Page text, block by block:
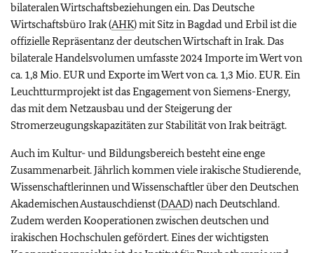
bilateralen Wirtschaftsbeziehungen ein. Das Deutsche
Wirtschaftsbüro Irak (AHK) mit Sitz in Bagdad und Erbil ist die
offizielle Repräsentanz der deutschen Wirtschaft in Irak. Das
bilaterale Handelsvolumen umfasste 2024 Importe im Wert von
ca. 1,8 Mio. EUR und Exporte im Wert von ca. 1,3 Mio. EUR. Ein
Leuchtturmprojekt ist das Engagement von Siemens-Energy,
das mit dem Netzausbau und der Steigerung der
Stromerzeugungskapazitäten zur Stabilität von Irak beiträgt.
Auch im Kultur- und Bildungsbereich besteht eine enge
Zusammenarbeit. Jährlich kommen viele irakische Studierende,
Wissenschaftlerinnen und Wissenschaftler über den Deutschen
Akademischen Austauschdienst (DAAD) nach Deutschland.
Zudem werden Kooperationen zwischen deutschen und
irakischen Hochschulen gefördert. Eines der wichtigsten